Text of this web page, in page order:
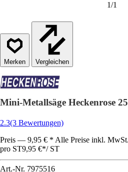
1/1
Vergleichen
Mini-Metallsäge Heckenrose
2.3(3 Bewertungen)
Preis — 9,95 € * Alle Preise inkl.
pro ST9,95 €*/ ST
Art.-Nr. 7975516